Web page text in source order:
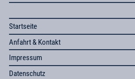
Startseite
Anfahrt & Kontakt
Impressum
Datenschutz